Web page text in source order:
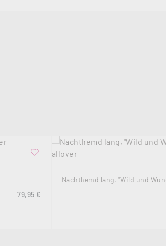
Regulärer Preis:
79,95 €
Nachthemd lang, "Wild und